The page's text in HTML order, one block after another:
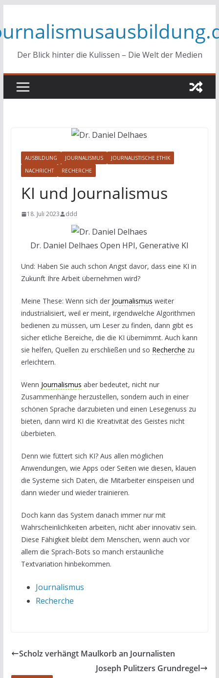
springen
Der Blick hinter die Kulissen – Die Welt der Medien
AUSBILDUNG JOURNALISMUS
JOURNALISTISCHE ETHIK
NACHRICHT
RECHERCHE
KI und Journalismus
18. Juli 2023 ddd
Dr. Daniel Delhaes Open HPI, Generative KI
Und: Haben Sie auch schon Angst davor, dass eine KI in
Zukunft Ihre Arbeit übernehmen wird?
Meine These: Wenn sich der Journalismus weiter
industrialisiert, weil er meint, irgendwelche Algorithmen
bedienen zu müssen, um Leser zu finden, dann gibt es
sicher etliche Bereiche, die die KI übernimmt. Auch kann
sie helfen, Quellen zu erschließen und so Recherche zu
erleichtern.
Wenn Journalismus aber bedeutet, nicht nur
Zusammenhänge herzustellen, sondern auch in einer
schönen Sprache darzubieten und einen Lesegenuss zu
bieten, dann wird KI die Kreativität des Geistes nicht
überbieten.
Denn wie füttert sich KI? Aus allen möglichen
Anwendungen, wie Apps oder Seiten wie diesen, klauen
die Systeme sich Daten, die Mitarbeiter einspeisen und
dann wieder und wieder trainieren.
Doch kann das System danach immer nur mit
Wahrscheinlichkeiten arbeiten, nicht aber innovativ sein.
Diese Fähigkeit bleibt dem Menschen, wenn auch vor
allem die Sprach-Bots so manch erstaunliche
Textvariation hinbekommen.
Journalismus
Recherche
Scholz verhängt Maulkorb an Journalisten
Joseph Pulitzers Grundregel